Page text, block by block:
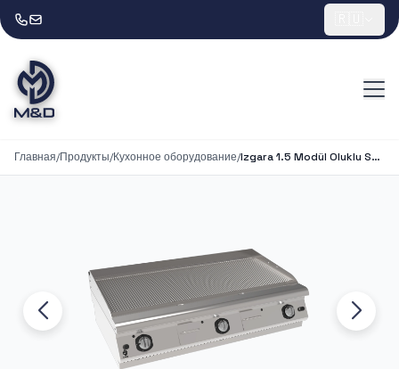
Главная/Продукты/Кухонное оборудование/ Izgara 1.5 Modül Oluklu Set Üstü